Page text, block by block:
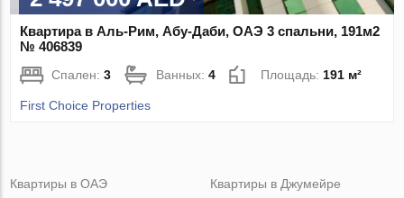
Квартира в Аль-Рим, Абу-Даби, ОАЭ 3 спальни, 191м2
№ 406839
Спален:3 Ванных:4 Площадь: 191 м²
First Choice Properties
Квартиры в ОАЭ
Квартиры в Джумейре